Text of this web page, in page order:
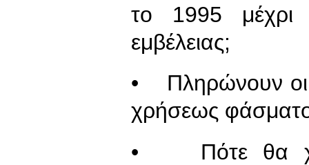
το 1995 μέχρι
εμβέλειας;
• Πληρώνουν οι
χρήσεως
• Πότε θα